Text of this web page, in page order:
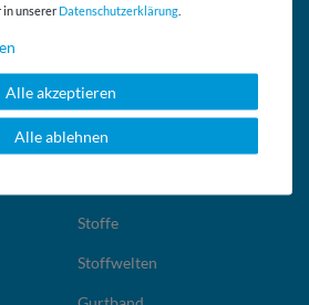
in unserer Daten­schutz­erklärung
Alle akzeptieren
Alle ablehnen
Gratis Schnittmuster
Schnittmuster
Stoffe
Stoffwelten